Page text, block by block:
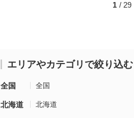
1 / 29
エリアやカテゴリで絞り込む
全国 全国
北海道 北海道